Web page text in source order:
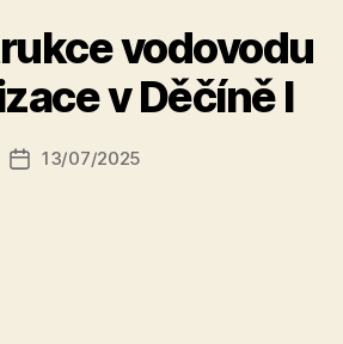
vodovodu
v Děčíně I
Autor
u
o
a
Datum
13/07/2025